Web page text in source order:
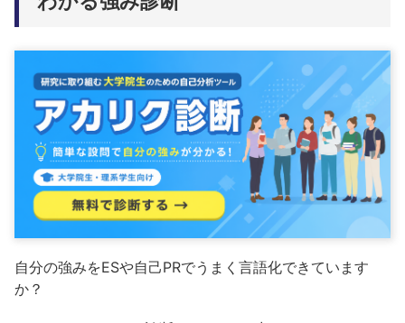
自分の強みをESや自己PRでうまく言語化できています
か？